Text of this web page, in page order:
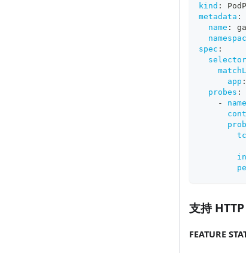
kind :
metadata :
name :
spec :
selector
app :
probes :
-
name
支持
FEATURE